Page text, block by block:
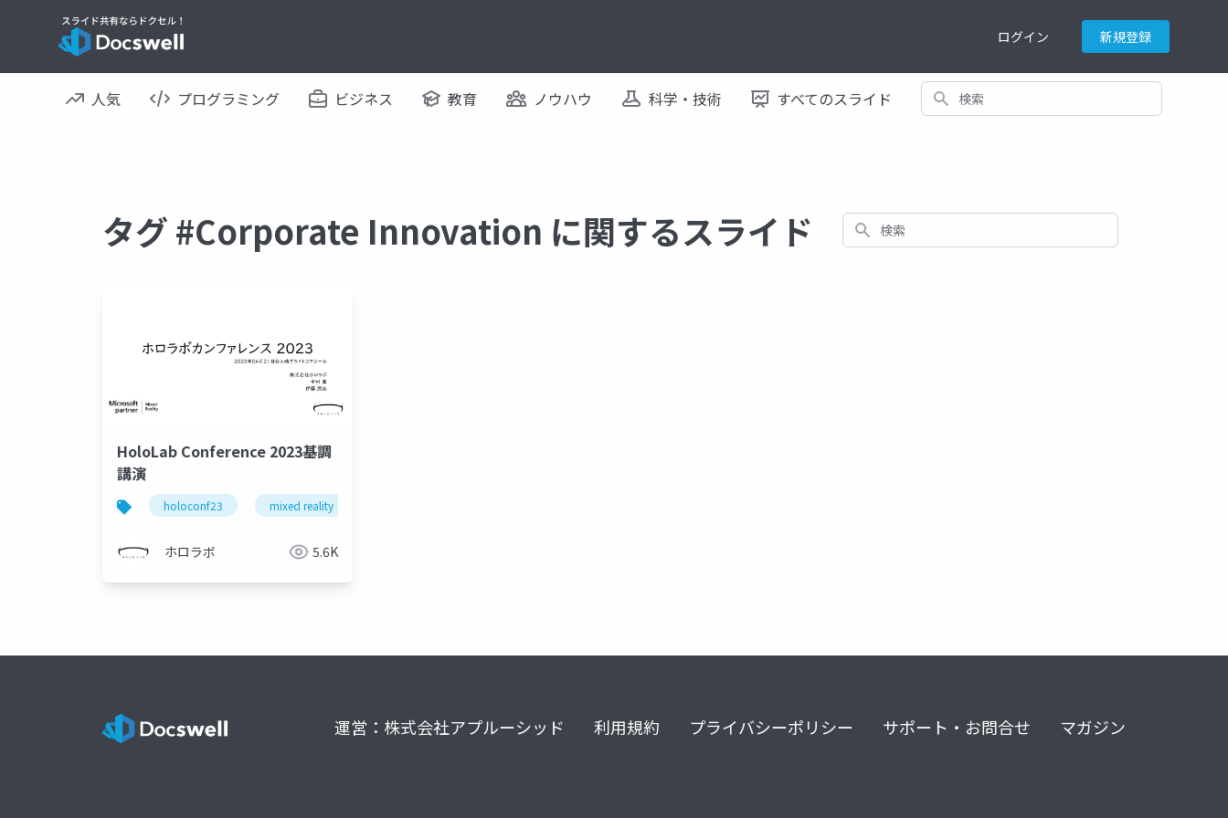
ログイン 新規登録
人気 プログラミング ビジネス 教育 ノウハウ 科学・技術 すべてのスライド 検索
タグ #Corporate Innovation に関するスライド 検索
HoloLab Conference 2023基調
講演
holoconf23 mixed reality
ホロラボ 5.6K
運営：株式会社アプルーシッド 利用規約 プライバシーポリシー サポート・お問合せ マガジン